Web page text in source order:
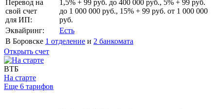
Перевод на
свой счет
для ИП:
1,5% + 99 руб. до 400 000 руб., 5% + 99 руб.
до 1 000 000 руб., 15% + 99 руб. от 1 000 000
руб.
Эквайринг:
Есть
В Боровске 1 отделение и 2 банкомата
Открыть счет
ВТБ
На старте
Еще 6 тарифов